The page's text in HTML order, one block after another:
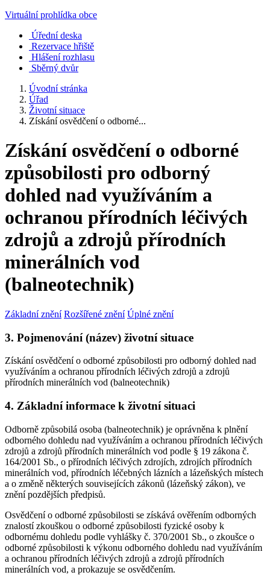
Virtuální prohlídka obce
Úřední deska
Rezervace hřiště
Hlášení rozhlasu
Sběrný dvůr
Úvodní stránka
Úřad
Životní situace
Získání osvědčení o odborné...
Získání osvědčení o odborné
způsobilosti pro odborný
dohled nad využíváním a
ochranou přírodních léčivých
zdrojů a zdrojů přírodních
minerálních vod
(balneotechnik)
Základní znění Rozšířené znění Úplné znění
3. Pojmenování (název) životní situace
Získání osvědčení o odborné způsobilosti pro odborný dohled nad
využíváním a ochranou přírodních léčivých zdrojů a zdrojů
přírodních minerálních vod (balneotechnik)
4. Základní informace k životní situaci
Odborně způsobilá osoba (balneotechnik) je oprávněna k plnění
odborného dohledu nad využíváním a ochranou přírodních léčivých
zdrojů a zdrojů přírodních minerálních vod podle § 19 zákona č.
164/2001 Sb., o přírodních léčivých zdrojích, zdrojích přírodních
minerálních vod, přírodních léčebných lázních a lázeňských místech
a o změně některých souvisejících zákonů (lázeňský zákon), ve
znění pozdějších předpisů.
Osvědčení o odborné způsobilosti se získává ověřením odborných
znalostí zkouškou o odborné způsobilosti fyzické osoby k
odbornému dohledu podle vyhlášky č. 370/2001 Sb., o zkoušce o
odborné způsobilosti k výkonu odborného dohledu nad využíváním
a ochranou přírodních léčivých zdrojů a zdrojů přírodních
minerálních vod, a prokazuje se osvědčením.